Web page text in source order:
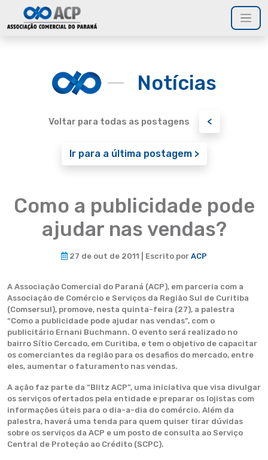
Notícias
Voltar para todas as postagens <
Ir para a última postagem >
Como a publicidade pode
ajudar nas vendas?
27 de out de 2011 | Escrito por ACP
A Associação Comercial do Paraná (ACP), em parceria com a
Associação de Comércio e Serviços da Região Sul de Curitiba
(Comsersul), promove, nesta quinta-feira (27), a palestra
“Como a publicidade pode ajudar nas vendas”, com o
publicitário Ernani Buchmann. O evento será realizado no
bairro Sítio Cercado, em Curitiba, e tem o objetivo de capacitar
os comerciantes da região para os desafios do mercado, entre
eles, aumentar o faturamento nas vendas.
A ação faz parte da “Blitz ACP”, uma iniciativa que visa divulgar
os serviços ofertados pela entidade e preparar os lojistas com
informações úteis para o dia-a-dia do comércio. Além da
palestra, haverá uma tenda para quem quiser tirar dúvidas
sobre os serviços da ACP e um posto de consulta ao Serviço
Central de Proteção ao Crédito (SCPC).